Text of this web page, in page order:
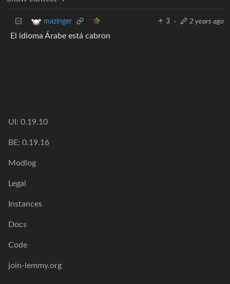
mazinger 3 · 2 years ago
El idioma Árabe está cabron
UI: 0.19.10
BE: 0.19.16
Modlog
Legal
Instances
Docs
Code
join-lemmy.org